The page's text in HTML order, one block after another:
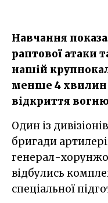
Навчання
раптової атаки
нашій
менше 4 хвилин
відкриття вогню
Один із дивізіонів 26-ої артилерійської
бригади
генерал-
відбулись
спеціальної